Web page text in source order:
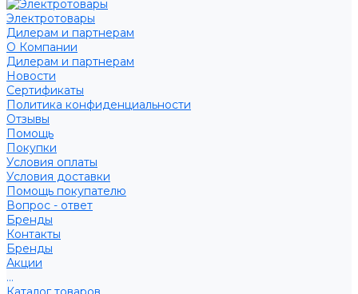
Электротовары
Дилерам и партнерам
О Компании
Дилерам и партнерам
Новости
Сертификаты
Политика конфиденциальности
Отзывы
Помощь
Покупки
Условия оплаты
Условия доставки
Помощь покупателю
Вопрос - ответ
Бренды
Контакты
Бренды
Акции
...